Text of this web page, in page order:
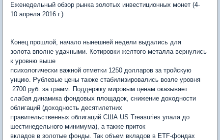
Еженедельный обзор рынка золотых инвестиционных монет (4-
10 апреля 2016 г.)
Конец прошлой, начало нынешней недели выдались для
золота вполне удачными. Котировки желтого металла вернулись
к уровню выше
психологически важной отметки 1250 долларов за тройскую
унцию. Рублевые цены также стабилизировались возле уровня
2700 руб. за грамм. Поддержку мировым ценам оказывает
слабая динамика фондовых площадок, снижение доходности
облигаций (доходность десятилетних
правительственных облигаций США US Treasuries упала до
шестинедельного минимума), а также приток
вкладов в золотые фонды. Так объем вкладов в ETF-фондах